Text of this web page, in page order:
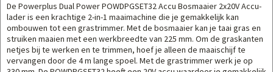
De Powerplus Dual Power POWDPGSET32 Accu Bosmaaier 2x20V Accu-
lader is een krachtige 2-in-1 maaimachine die je gemakkelijk kan
ombouwen tot een grastrimmer. Met de bosmaaier kan je taai gras en
struiken maaien met een werkbreedte van 225 mm. Om de graskanten
netjes bij te werken en te trimmen, hoef je alleen de maaischijf te
vervangen door de 4 m lange spoel. Met de grastrimmer werk je op